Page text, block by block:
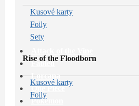
Fabled
Lorcana
One Piece
Pokémon
Kusové karty
Foily
Sety
Rise of the Floodborn
Kusové karty
Foily